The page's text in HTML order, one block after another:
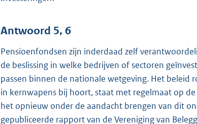
Antwoord 5, 6
Pensioenfondsen zijn inderdaad zelf
de beslissing in welke bedrijven of sectoren
passen binnen de nationale wetgeving. Het
in kernwapens bij hoort, staat met regelmaat op
het opnieuw onder de aandacht brengen van dit
gepubliceerde rapport van de Vereniging van